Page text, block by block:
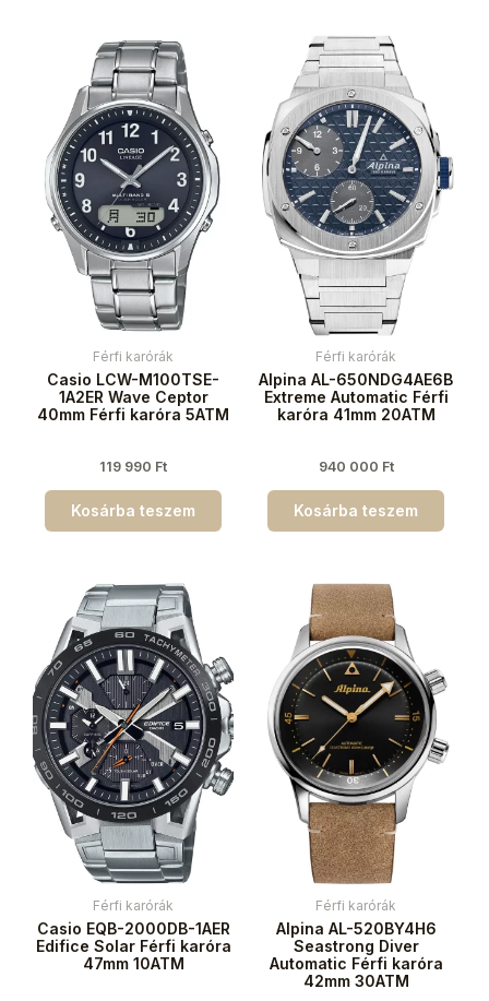
Férfi karórák
Casio LCW-M100TSE-
1A2ER Wave Ceptor
40mm Férfi karóra 5ATM
119 990 Ft
Kosárba teszem
Férfi karórák
Alpina AL-650NDG4AE6B
Extreme Automatic Férfi
karóra 41mm 20ATM
940 000 Ft
Kosárba teszem
Férfi karórák
Casio EQB-2000DB-1AER
Edifice Solar Férfi karóra
47mm 10ATM
Férfi karórák
Alpina AL-520BY4H6
Seastrong Diver
Automatic Férfi karóra
42mm 30ATM